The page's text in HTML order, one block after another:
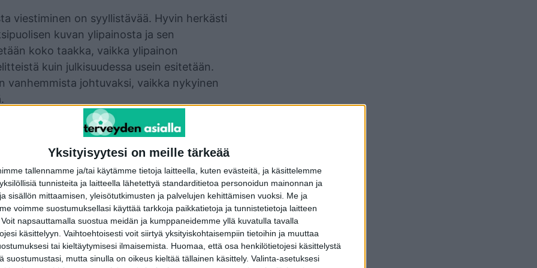
Yksityisyytesi on meille tärkeää
tallennamme ja/tai käytämme tietoja laitteella, kuten evästeitä, ja käsittelemme
tunnisteita ja laitteella lähetettyä standarditietoa personoidun mainonnan ja
sisällön mittaamisen, yleisötutkimusten ja palvelujen kehittämisen vuoksi. Me ja
voimme suostumuksellasi käyttää tarkkoja paikkatietoja ja tunnistetietoja laitteen
napsauttamalla suostua meidän ja kumppaneidemme yllä kuvatulla tavalla
käsittelyyn. Vaihtoehtoisesti voit siirtyä yksityiskohtaisempiin tietoihin ja muuttaa
tai kieltäytymisesi ilmaisemista. Huomaa, että osa henkilötietojesi käsittelystä
suostumustasi, mutta sinulla on oikeus kieltää tällainen käsittely. Valinta-asetuksesi
viestiminen on syyllistävää. Hyvin herkästi
kuvan ylipainosta ja sen
koko taakka, vaikka ylipainon
kuin julkisuudessa usein esitetään.
vanhemmista johtuvaksi, vaikka nykyinen
vanhemmille suunnattuja lisäkäyntejä ja
”perhe ei halua puhua asiasta” -ajattelu
halua keskustella asiasta lapsen
tulisi jättää pois. Perhe tai lapsi voivat
kuin vuosittaisilla käynneillä.
tukevissa arjen asioissa.